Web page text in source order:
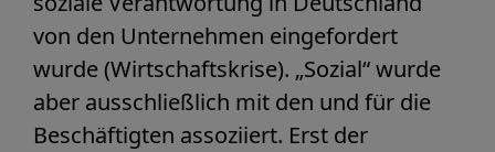
von den Unternehmen eingefordert
wurde (Wirtschaftskrise). „Sozial“ wurde
aber ausschließlich mit den und für die
Beschäftigten assoziiert. Erst der